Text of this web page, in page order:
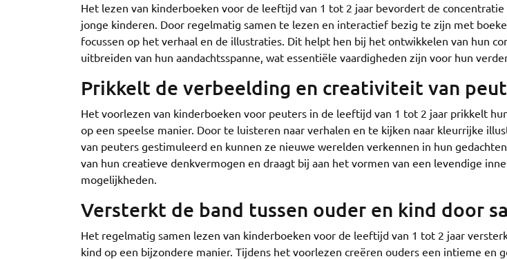
Het lezen van kinderboeken voor de leeftijd van 1 tot 2 jaar bevordert de concentratie
jonge kinderen. Door regelmatig samen te lezen en interactief bezig te zijn met
focussen op het verhaal en de illustraties. Dit helpt hen bij het ontwikkelen van hun
uitbreiden van hun aandachtsspanne, wat essentiële vaardigheden zijn voor hun
Prikkelt de verbeelding en creativiteit van
Het voorlezen van kinderboeken voor peuters in de leeftijd van 1 tot 2 jaar prikkelt
op een speelse manier. Door te luisteren naar verhalen en te kijken naar kleurrijke
van peuters gestimuleerd en kunnen ze nieuwe werelden verkennen in hun
van hun creatieve denkvermogen en draagt bij aan het vormen van een levendige
mogelijkheden.
Versterkt de band tussen ouder en kind door
Het regelmatig samen lezen van kinderboeken voor de leeftijd van 1 tot 2 jaar
kind op een bijzondere manier. Tijdens het voorlezen creëren ouders een intieme en